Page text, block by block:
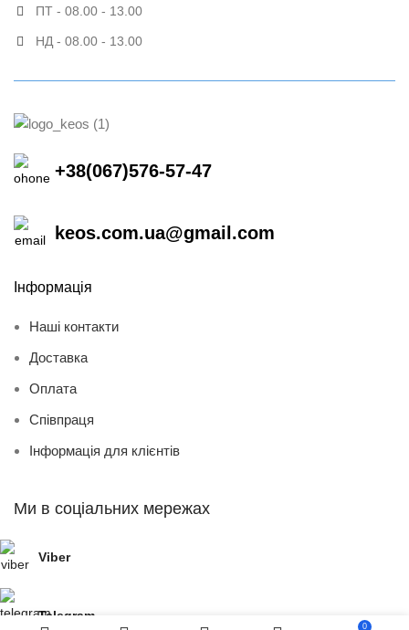
ПТ - 08.00 - 13.00
НД - 08.00 - 13.00
+38(067)576-57-47
keos.com.ua@gmail.com
Інформація
Наші контакти
Доставка
Оплата
Співпраця
Інформація для клієнтів
Ми в соціальних мережах
Viber
Telegram
0